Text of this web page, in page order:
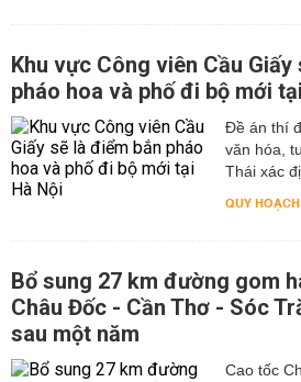
Khu vực Công viên Cầu
pháo hoa và phố đi bộ mới
Đề án thí
văn hóa,
Thái xác
QUY HOẠCH
Bổ sung 27 km đường gom
Châu Đốc - Cần Thơ - Sóc
sau một năm
Cao tốc